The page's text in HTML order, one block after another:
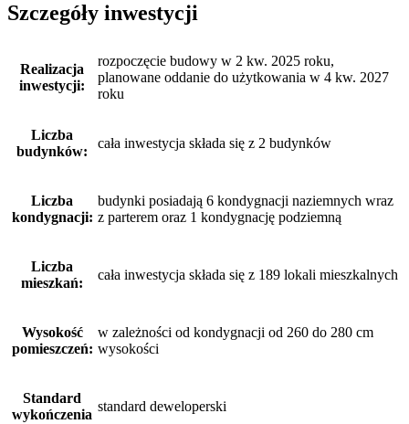
Szczegóły inwestycji
Realizacja
inwestycji:
rozpoczęcie budowy w 2 kw. 2025 roku,
planowane oddanie do użytkowania w 4 kw. 2027
roku
Liczba
budynków:
cała inwestycja składa się z 2 budynków
Liczba
kondygnacji:
budynki posiadają 6 kondygnacji naziemnych wraz
z parterem oraz 1 kondygnację podziemną
Liczba
mieszkań:
cała inwestycja składa się z 189 lokali mieszkalnych
Wysokość
pomieszczeń:
w zależności od kondygnacji od 260 do 280 cm
wysokości
Standard
wykończenia
standard deweloperski